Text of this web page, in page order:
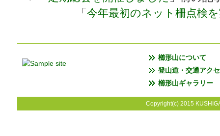
「 今年最初のネット柵点検
櫛形山について
登山道・交通アク
櫛形山ギャラリー
Copyright(c) 2015